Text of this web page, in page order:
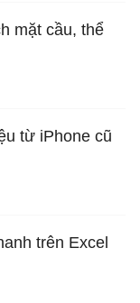
mặt cầu, thể
từ iPhone cũ
trên Excel